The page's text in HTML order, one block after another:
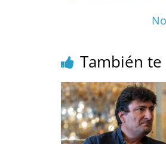
k
También